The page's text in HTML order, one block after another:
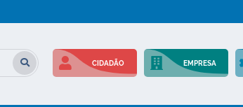
CIDADÃO EMPRESA